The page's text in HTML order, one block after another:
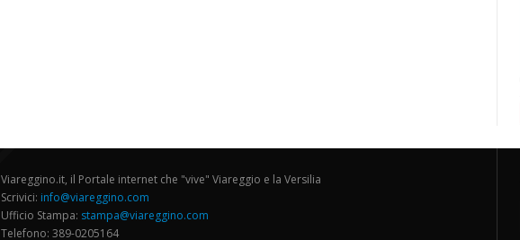
Viareggino.it, il Portale internet che "vive" Viareggio e la Versilia
Scrivici: info@viareggino.com
Ufficio Stampa: stampa@viareggino.com
Telefono: 389-0205164